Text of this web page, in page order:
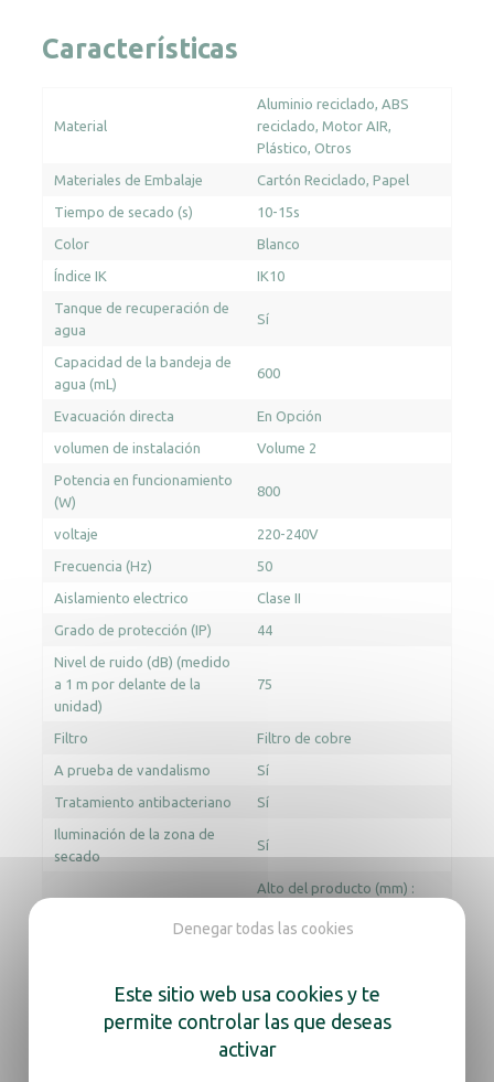
Características
Material
Aluminio reciclado ABS
reciclado Motor AIR
Plástico Otros
Materiales de Embalaje Cartón Reciclado Papel
Tiempo de secado (s) 10-15s
Color Blanco
Índice IK IK10
Tanque de recuperación de
agua
Sí
Capacidad de la bandeja de
agua (mL)
600
Evacuación directa En Opción
volumen de instalación Volume 2
Potencia en funcionamiento
(W)
800
voltaje 220-240V
Frecuencia (Hz) 50
Aislamiento electrico Clase II
Grado de protección (IP) 44
Nivel de ruido (dB) (medido
a 1 m por delante de la
unidad)
75
Filtro Filtro de cobre
A prueba de vandalismo Sí
Tratamiento antibacteriano Sí
Iluminación de la zona de
secado
Sí
Alto del producto (mm) :
(mm) : 343 Profundidad del
Documentación
Este sitio web usa cookies y te
permite controlar las que deseas
activar
Denegar todas las cookies